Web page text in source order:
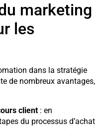
marketing
les
dans la stratégie
de nombreux avantages,
client : en
du processus d’achat